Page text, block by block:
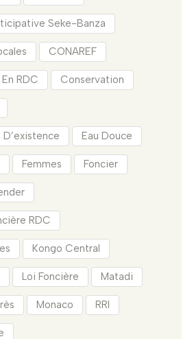
Seke-Banza
CONAREF
RDC Conservation
Eau Douce
Femmes Foncier
RDC
Kongo Central
Loi Foncière Matadi
Monaco RRI